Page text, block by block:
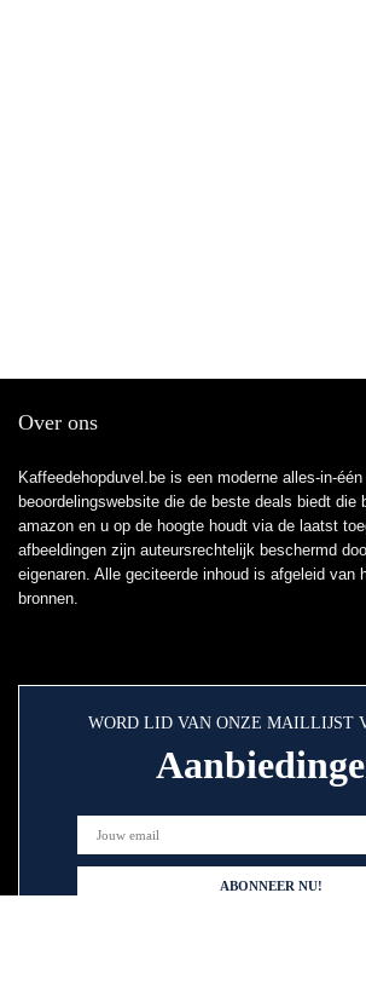
Over ons
Kaffeedehopduvel.be is een moderne alles-in-
beoordelingswebsite die de beste deals biedt die
amazon en u op de hoogte houdt via de laatst
afbeeldingen zijn auteursrechtelijk beschermd
eigenaren. Alle geciteerde inhoud is afgeleid van
bronnen.
WORD LID VAN ONZE MAILLIJST